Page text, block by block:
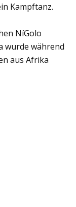
Kampftanz.
NíGolo
wurde während
aus Afrika